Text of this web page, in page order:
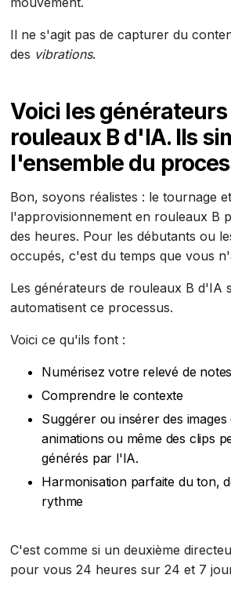
Il ne s'agit pas de capturer du
des vibrations.
Voici les générateurs
rouleaux B d'IA. Ils
l'ensemble du
Bon, soyons réalistes : le tournage et
l'approvisionnement en rouleaux B
des heures. Pour les débutants ou
occupés, c'est du temps que vous
Les générateurs de rouleaux B d'IA
automatisent ce processus.
Voici ce qu'ils font :
Numérisez votre relevé de
Comprendre le contexte
Suggérer ou insérer des
animations ou même des clips
générés par l'IA.
Harmonisation parfaite du ton,
rythme
C'est comme si un deuxième
pour vous 24 heures sur 24 et 7